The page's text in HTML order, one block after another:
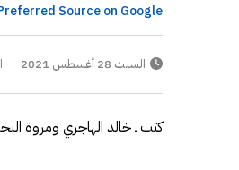
Source on Google
السبت 28 أغسطس 2021
كتب ـ خالد الهاجري ومروة